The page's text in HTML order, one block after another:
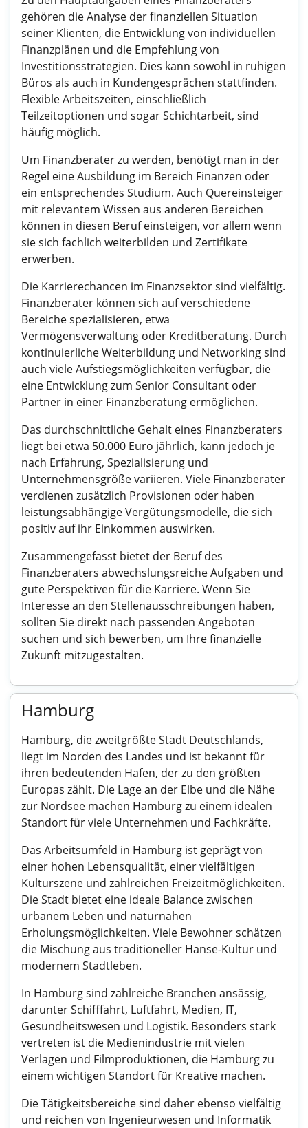
gehören die Analyse der finanziellen Situation
seiner Klienten, die Entwicklung von individuellen
Finanzplänen und die Empfehlung von
Investitionsstrategien. Dies kann sowohl in ruhigen
Büros als auch in Kundengesprächen stattfinden.
Flexible Arbeitszeiten, einschließlich
Teilzeitoptionen und sogar Schichtarbeit, sind
häufig möglich.
Um Finanzberater zu werden, benötigt man in der
Regel eine Ausbildung im Bereich Finanzen oder
ein entsprechendes Studium. Auch Quereinsteiger
mit relevantem Wissen aus anderen Bereichen
können in diesen Beruf einsteigen, vor allem wenn
sie sich fachlich weiterbilden und Zertifikate
erwerben.
Die Karrierechancen im Finanzsektor sind vielfältig.
Finanzberater können sich auf verschiedene
Bereiche spezialisieren, etwa
Vermögensverwaltung oder Kreditberatung. Durch
kontinuierliche Weiterbildung und Networking sind
auch viele Aufstiegsmöglichkeiten verfügbar, die
eine Entwicklung zum Senior Consultant oder
Partner in einer Finanzberatung ermöglichen.
Das durchschnittliche Gehalt eines Finanzberaters
liegt bei etwa 50.000 Euro jährlich, kann jedoch je
nach Erfahrung, Spezialisierung und
Unternehmensgröße variieren. Viele Finanzberater
verdienen zusätzlich Provisionen oder haben
leistungsabhängige Vergütungsmodelle, die sich
positiv auf ihr Einkommen auswirken.
Zusammengefasst bietet der Beruf des
Finanzberaters abwechslungsreiche Aufgaben und
gute Perspektiven für die Karriere. Wenn Sie
Interesse an den Stellenausschreibungen haben,
sollten Sie direkt nach passenden Angeboten
suchen und sich bewerben, um Ihre finanzielle
Zukunft mitzugestalten.
Hamburg
Hamburg, die zweitgrößte Stadt Deutschlands,
liegt im Norden des Landes und ist bekannt für
ihren bedeutenden Hafen, der zu den größten
Europas zählt. Die Lage an der Elbe und die Nähe
zur Nordsee machen Hamburg zu einem idealen
Standort für viele Unternehmen und Fachkräfte.
Das Arbeitsumfeld in Hamburg ist geprägt von
einer hohen Lebensqualität, einer vielfältigen
Kulturszene und zahlreichen Freizeitmöglichkeiten.
Die Stadt bietet eine ideale Balance zwischen
urbanem Leben und naturnahen
Erholungsmöglichkeiten. Viele Bewohner schätzen
die Mischung aus traditioneller Hanse-Kultur und
modernem Stadtleben.
In Hamburg sind zahlreiche Branchen ansässig,
darunter Schifffahrt, Luftfahrt, Medien, IT,
Gesundheitswesen und Logistik. Besonders stark
vertreten ist die Medienindustrie mit vielen
Verlagen und Filmproduktionen, die Hamburg zu
einem wichtigen Standort für Kreative machen.
Die Tätigkeitsbereiche sind daher ebenso vielfältig
und reichen von Ingenieurwesen und Informatik